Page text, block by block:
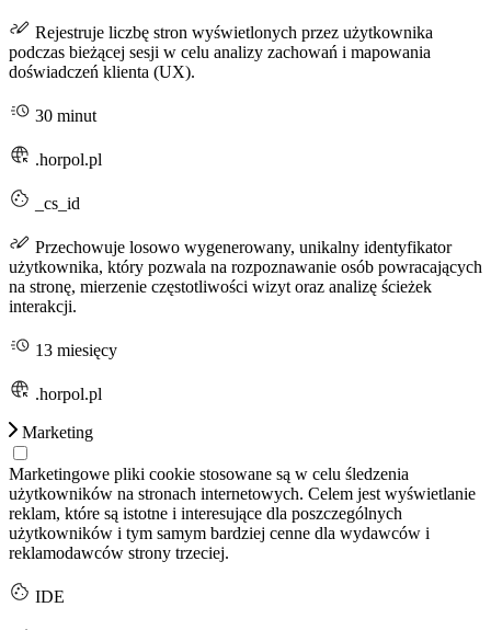
Rejestruje liczbę stron wyświetlonych przez użytkownika
podczas bieżącej sesji w celu analizy zachowań i mapowania
doświadczeń klienta (UX).
30 minut
.horpol.pl
_cs_id
Przechowuje losowo wygenerowany, unikalny identyfikator
użytkownika, który pozwala na rozpoznawanie osób powracających
na stronę, mierzenie częstotliwości wizyt oraz analizę ścieżek
interakcji.
13 miesięcy
.horpol.pl
Marketing
Marketingowe pliki cookie stosowane są w celu śledzenia
użytkowników na stronach internetowych. Celem jest wyświetlanie
reklam, które są istotne i interesujące dla poszczególnych
użytkowników i tym samym bardziej cenne dla wydawców i
reklamodawców strony trzeciej.
IDE